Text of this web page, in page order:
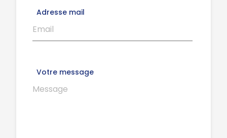
Adresse mail
Votre message